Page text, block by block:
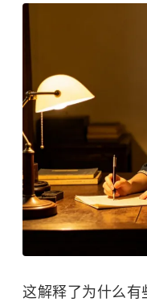
这解释了为什么有